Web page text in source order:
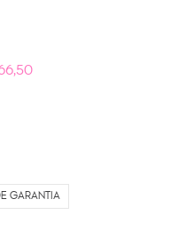
GARANTIA